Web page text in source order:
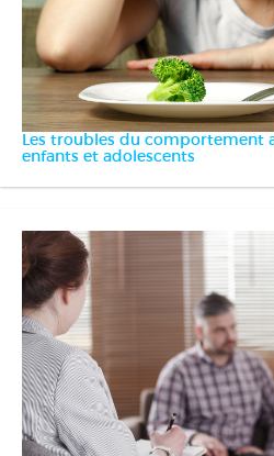
Les troubles du comportement
enfants et adolescents